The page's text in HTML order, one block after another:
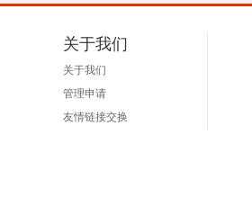
关于我们
关于我们
管理申请
友情链接交换